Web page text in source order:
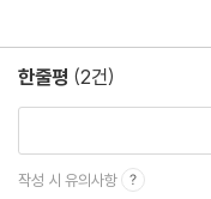
한줄평 (2건)
작성 시 유의사항